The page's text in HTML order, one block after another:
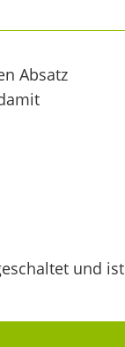
Absatz
und ist